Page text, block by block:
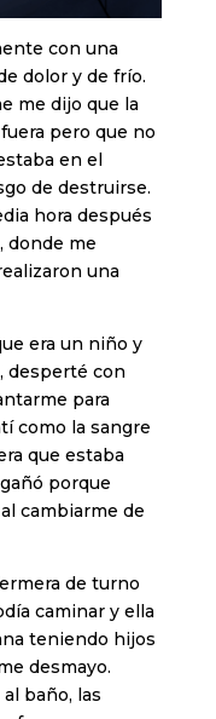
con una
dolor y de frío.
me dijo que la
pero que no
en el
de destruirse.
hora después
donde me
una
era un niño y
desperté con
para
como la sangre
que estaba
porque
cambiarme de
de turno
caminar y ella
teniendo hijos
desmayo.
baño, las